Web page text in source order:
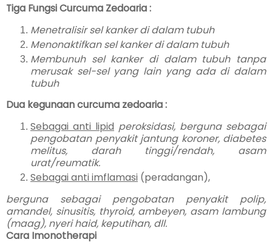
Tiga Fungsi Curcuma Zedoaria :
Menetralisir sel kanker di dalam tubuh
Menonaktifkan sel kanker di dalam tubuh
Membunuh sel kanker di dalam tubuh tanpa
merusak sel-sel yang lain yang ada di dalam
tubuh
Dua kegunaan curcuma zedoaria :
Sebagai anti lipid peroksidasi, berguna sebagai
pengobatan penyakit jantung koroner, diabetes
melitus, darah tinggi/rendah, asam
urat/reumatik.
Sebagai anti imflamasi (peradangan),
berguna sebagai pengobatan penyakit polip,
amandel, sinusitis, thyroid, ambeyen, asam lambung
(maag), nyeri haid, keputihan, dll.
Cara Imonotherapi